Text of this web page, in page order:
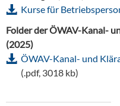
Kurse für
Folder der ÖWAV-Kanal-
(2025)
ÖWAV-Kanal- und
(.pdf, 3018 kb)